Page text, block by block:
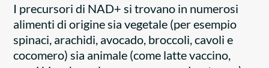
I precursori di NAD+ si trovano in numerosi
alimenti di origine sia vegetale (per esempio
spinaci, arachidi, avocado, broccoli, cavoli e
cocomero) sia animale (come latte vaccino,